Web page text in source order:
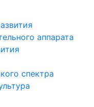
аппарата
спектра